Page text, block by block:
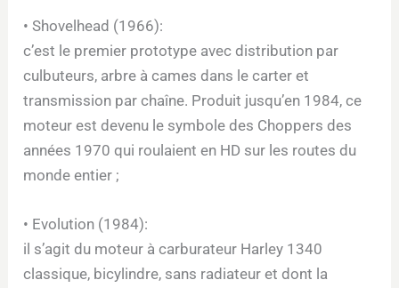
• Shovelhead (1966):
c’est le premier prototype avec distribution par
culbuteurs, arbre à cames dans le carter et
transmission par chaîne. Produit jusqu’en 1984, ce
moteur est devenu le symbole des Choppers des
années 1970 qui roulaient en HD sur les routes du
monde entier ;
• Evolution (1984):
il s’agit du moteur à carburateur Harley 1340
classique, bicylindre, sans radiateur et dont la